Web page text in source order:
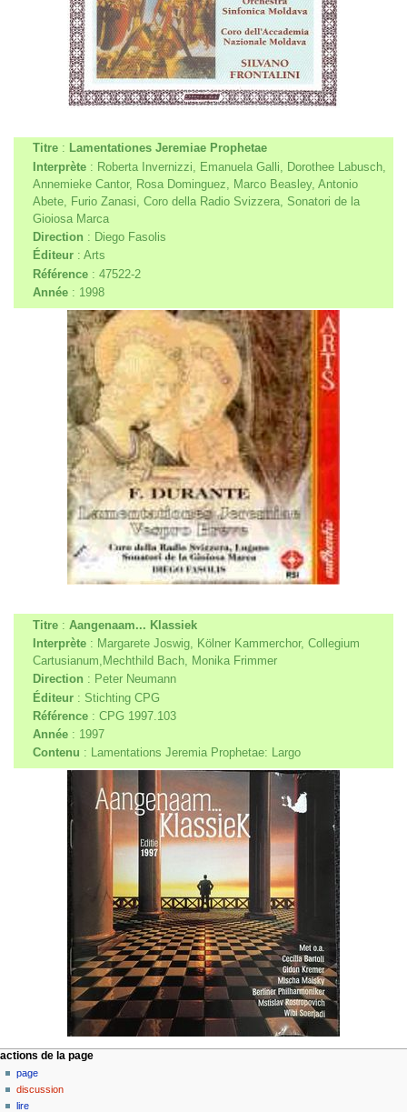
Titre : Lamentationes Jeremiae Prophetae
Interprète : Roberta Invernizzi, Emanuela Galli, Dorothee Labusch,
Annemieke Cantor, Rosa Dominguez, Marco Beasley, Antonio
Abete, Furio Zanasi, Coro della Radio Svizzera, Sonatori de la
Gioiosa Marca
Direction : Diego Fasolis
Éditeur : Arts
Référence : 47522-2
Année : 1998
Titre : Aangenaam... Klassiek
Interprète : Margarete Joswig, Kölner Kammerchor, Collegium
Cartusianum,Mechthild Bach, Monika Frimmer
Direction : Peter Neumann
Éditeur : Stichting CPG
Référence : CPG 1997.103
Année : 1997
Contenu : Lamentations Jeremia Prophetae: Largo
M
e
n
actions de la page
page
discussion
lire